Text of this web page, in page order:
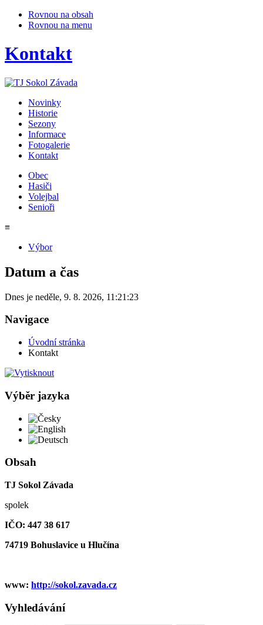
Rovnou na obsah
Rovnou na menu
Kontakt
Novinky
Historie
Sezony
Informace
Fotogalerie
Kontakt
Obec
Hasiči
Volejbal
Senioři
≡
Výbor
Datum a čas
Dnes je neděle, 9. 8. 2026, 11:21:23
Navigace
Úvodní stránka
Kontakt
Výběr jazyka
Česky
Obsah
TJ Sokol Závada
spolek
IČO: 447 38 617
74719 Bohuslavice u Hlučína
www: http://sokol.zavada.cz
Vyhledávání